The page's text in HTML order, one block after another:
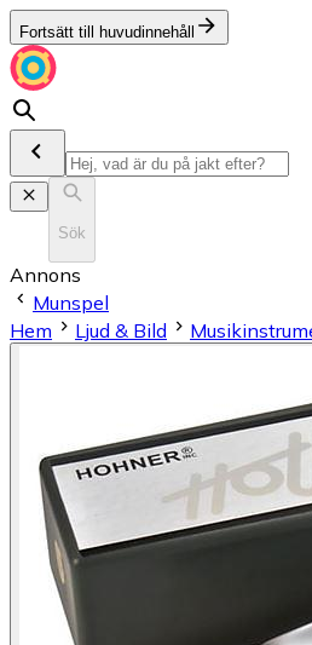
Fortsätt till huvudinnehåll
Sök
Annons
Munspel
Hem
Ljud & Bild